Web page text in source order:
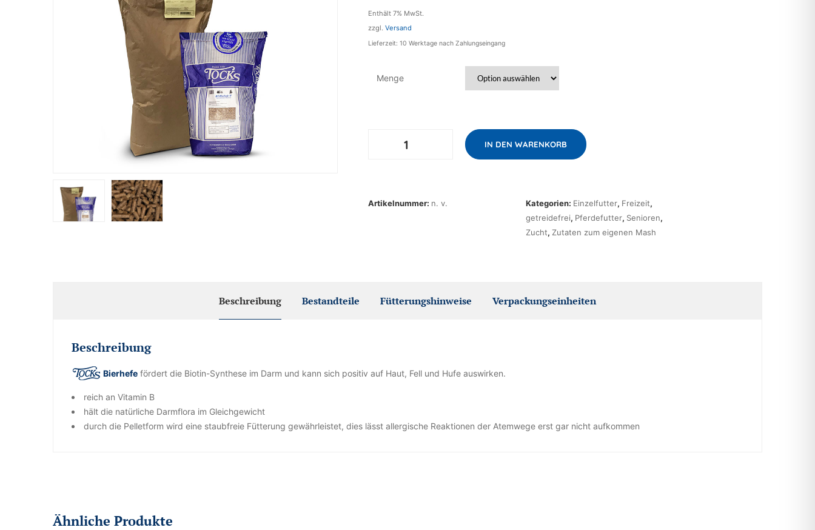
Enthält 7% MwSt.
zzgl. Versand
Lieferzeit: 10 Werktage nach Zahlungseingang
Menge
IN DEN WARENKORB
Artikelnummer: n. v. Kategorien: Einzelfutter, Freizeit,
getreidefrei, Pferdefutter, Senioren,
Zucht, Zutaten zum eigenen Mash
Beschreibung Bestandteile Fütterungshinweise Verpackungseinheiten
Beschreibung
Bierhefe fördert die Biotin-Synthese im Darm und kann sich positiv auf Haut, Fell und Hufe auswirken.
reich an Vitamin B
hält die natürliche Darmflora im Gleichgewicht
durch die Pelletform wird eine staubfreie Fütterung gewährleistet, dies lässt allergische Reaktionen der Atemwege erst gar nicht aufkommen
Ähnliche Produkte